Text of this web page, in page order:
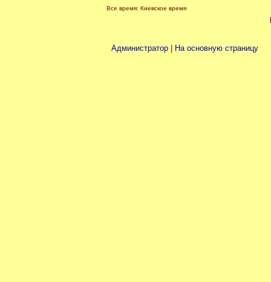
Все время: Киевское время
Администратор На основную страницу